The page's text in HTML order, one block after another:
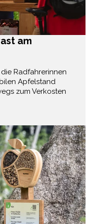
am
Radfahrerinnen
Apfelstand
zum Verkosten